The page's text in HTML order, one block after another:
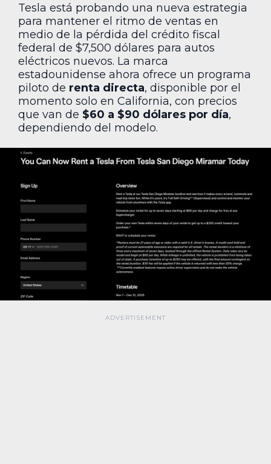
Tesla está probando una nueva estrategia
para mantener el ritmo de ventas en
medio de la pérdida del crédito fiscal
federal de $7,500 dólares para autos
eléctricos nuevos. La marca
estadounidense ahora ofrece un programa
piloto de renta directa, disponible por el
momento solo en California, con precios
que van de $60 a $90 dólares por día,
dependiendo del modelo.